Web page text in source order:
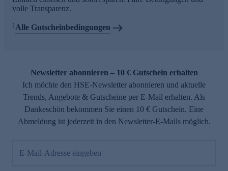
volle Transparenz.
1Alle Gutscheinbedingungen
Newsletter abonnieren – 10 € Gutschein erhalten
Ich möchte den HSE-Newsletter abonnieren und aktuelle
Trends, Angebote & Gutscheine per E-Mail erhalten. Als
Dankeschön bekommen Sie einen 10 € Gutschein. Eine
Abmeldung ist jederzeit in den Newsletter-E-Mails möglich.
E-Mail-Adresse eingeben